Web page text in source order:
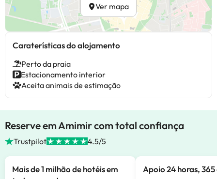
Ver mapa
Caraterísticas do alojamento
Perto da praia
Estacionamento interior
Aceita animais de estimação
Reserve em Amimir com total confiança
Trustpilot 4.5/5
Mais de 1 milhão de hotéis em
Apoio 24 horas,